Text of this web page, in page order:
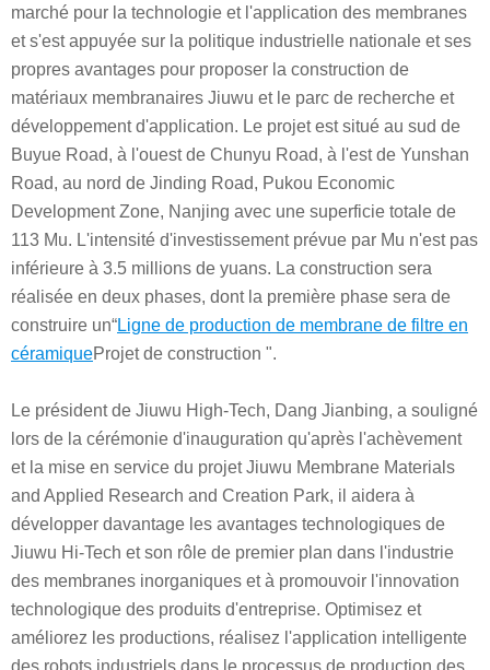
marché pour la technologie et l'application des membranes
et s'est appuyée sur la politique industrielle nationale et ses
propres avantages pour proposer la construction de
matériaux membranaires Jiuwu et le parc de recherche et
développement d'application. Le projet est situé au sud de
Buyue Road, à l'ouest de Chunyu Road, à l'est de Yunshan
Road, au nord de Jinding Road, Pukou Economic
Development Zone, Nanjing avec une superficie totale de
113 Mu. L'intensité d'investissement prévue par Mu n'est pas
inférieure à 3.5 millions de yuans. La construction sera
réalisée en deux phases, dont la première phase sera de
construire un“Ligne de production de membrane de filtre en
céramiqueProjet de construction ".
Le président de Jiuwu High-Tech, Dang Jianbing, a souligné
lors de la cérémonie d'inauguration qu'après l'achèvement
et la mise en service du projet Jiuwu Membrane Materials
and Applied Research and Creation Park, il aidera à
développer davantage les avantages technologiques de
Jiuwu Hi-Tech et son rôle de premier plan dans l'industrie
des membranes inorganiques et à promouvoir l'innovation
technologique des produits d'entreprise. Optimisez et
améliorez les productions, réalisez l'application intelligente
des robots industriels dans le processus de production des